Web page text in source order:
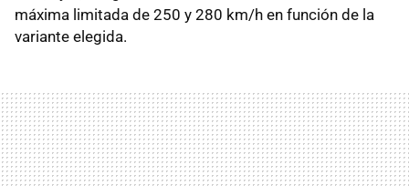
máxima limitada de 250 y 280 km/h en función de la
variante elegida.